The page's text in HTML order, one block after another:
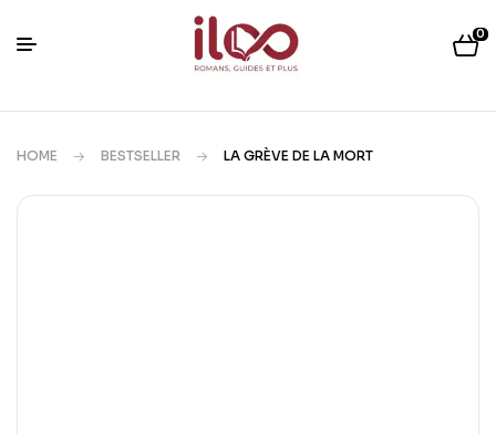
0
HOME BESTSELLER LA GRÈVE DE LA MORT